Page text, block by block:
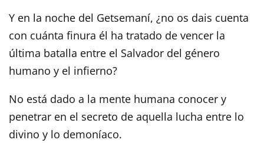
Y en la noche del Getsemaní, ¿no os dais cuenta
con cuánta finura él ha tratado de vencer la
última batalla entre el Salvador del género
humano y el infierno?
No está dado a la mente humana conocer y
penetrar en el secreto de aquella lucha entre lo
divino y lo demoníaco.